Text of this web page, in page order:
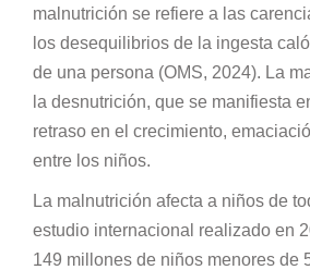
malnutrición se refiere a las
los desequilibrios de la ingesta
de una persona (OMS, 2024). La
la desnutrición, que se manifiesta
retraso en el crecimiento,
entre los niños.
La malnutrición afecta a niños de
estudio internacional realizado en
149 millones de niños menores de